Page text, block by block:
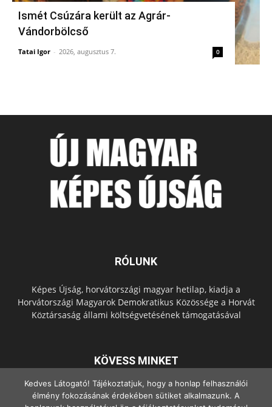
Ismét Csúzára került az Agrár-
Vándorbölcső
Tatai Igor - 2026, augusztus 7. 0
RÓLUNK
Képes Újság, horvátországi magyar hetilap, kiadja a
Horvátországi Magyarok Demokratikus Közössége a Horvát
Köztársaság állami költségvetésének támogatásával
KÖVESS MINKET
Kedves Látogató! Tájékoztatjuk, hogy a honlap felhasználói
élmény fokozásának érdekében sütiket alkalmazunk. A